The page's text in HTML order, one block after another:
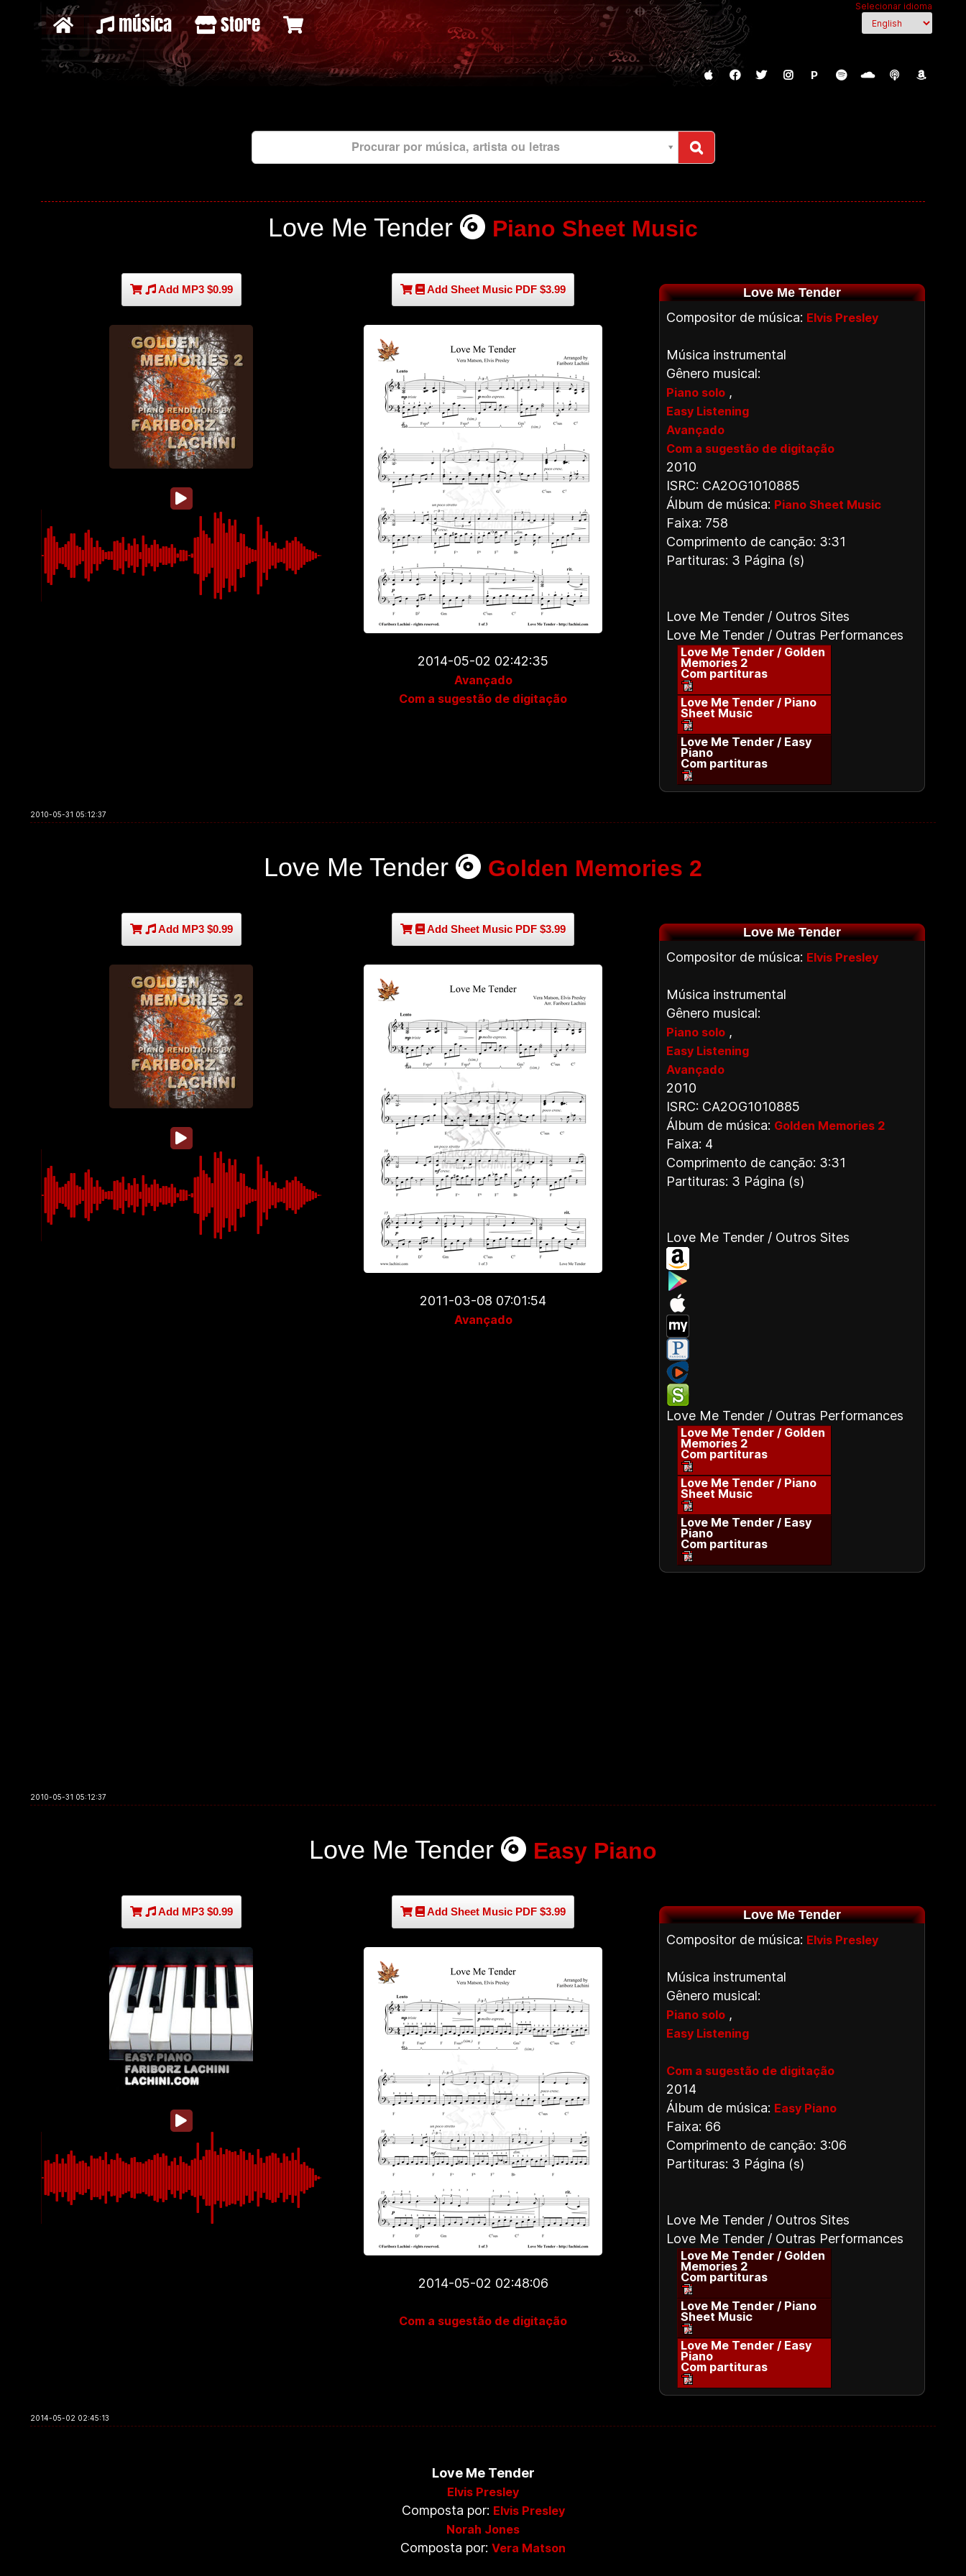
Selecionar idioma
música Store
P
Procurar por música, artista ou letras
Love Me Tender Piano Sheet Music
Add MP3 $0.99 Add Sheet Music PDF $3.99
2014-05-02 02:42:35
Avançado
Com a sugestão de digitação
Love Me Tender
Compositor de música: Elvis Presley
Música instrumental
Gênero musical:
Piano solo ,
Easy Listening
Avançado
Com a sugestão de digitação
2010
ISRC: CA2OG1010885
Álbum de música: Piano Sheet Music
Faixa: 758
Comprimento de canção: 3:31
Partituras: 3 Página (s)
Love Me Tender / Outros Sites
Love Me Tender / Outras Performances
Love Me Tender / Golden
Memories 2
Com partituras
Love Me Tender / Piano
Sheet Music
Love Me Tender / Easy
Piano
Com partituras
2010-05-31 05:12:37
Love Me Tender Golden Memories 2
Add MP3 $0.99 Add Sheet Music PDF $3.99
2011-03-08 07:01:54
Avançado
Love Me Tender
Compositor de música: Elvis Presley
Música instrumental
Gênero musical:
Piano solo ,
Easy Listening
Avançado
2010
ISRC: CA2OG1010885
Álbum de música: Golden Memories 2
Faixa: 4
Comprimento de canção: 3:31
Partituras: 3 Página (s)
Love Me Tender / Outros Sites
Love Me Tender / Outras Performances
Love Me Tender / Golden
Memories 2
Com partituras
Love Me Tender / Piano
Sheet Music
Love Me Tender / Easy
Piano
Com partituras
2010-05-31 05:12:37
Love Me Tender Easy Piano
Add MP3 $0.99 Add Sheet Music PDF $3.99
2014-05-02 02:48:06
Com a sugestão de digitação
Love Me Tender
Compositor de música: Elvis Presley
Música instrumental
Gênero musical:
Piano solo ,
Easy Listening
Com a sugestão de digitação
2014
Álbum de música: Easy Piano
Faixa: 66
Comprimento de canção: 3:06
Partituras: 3 Página (s)
Love Me Tender / Outros Sites
Love Me Tender / Outras Performances
Love Me Tender / Golden
Memories 2
Com partituras
Love Me Tender / Piano
Sheet Music
Love Me Tender / Easy
Piano
Com partituras
2014-05-02 02:45:13
Love Me Tender
Elvis Presley
Composta por: Elvis Presley
Norah Jones
Composta por: Vera Matson